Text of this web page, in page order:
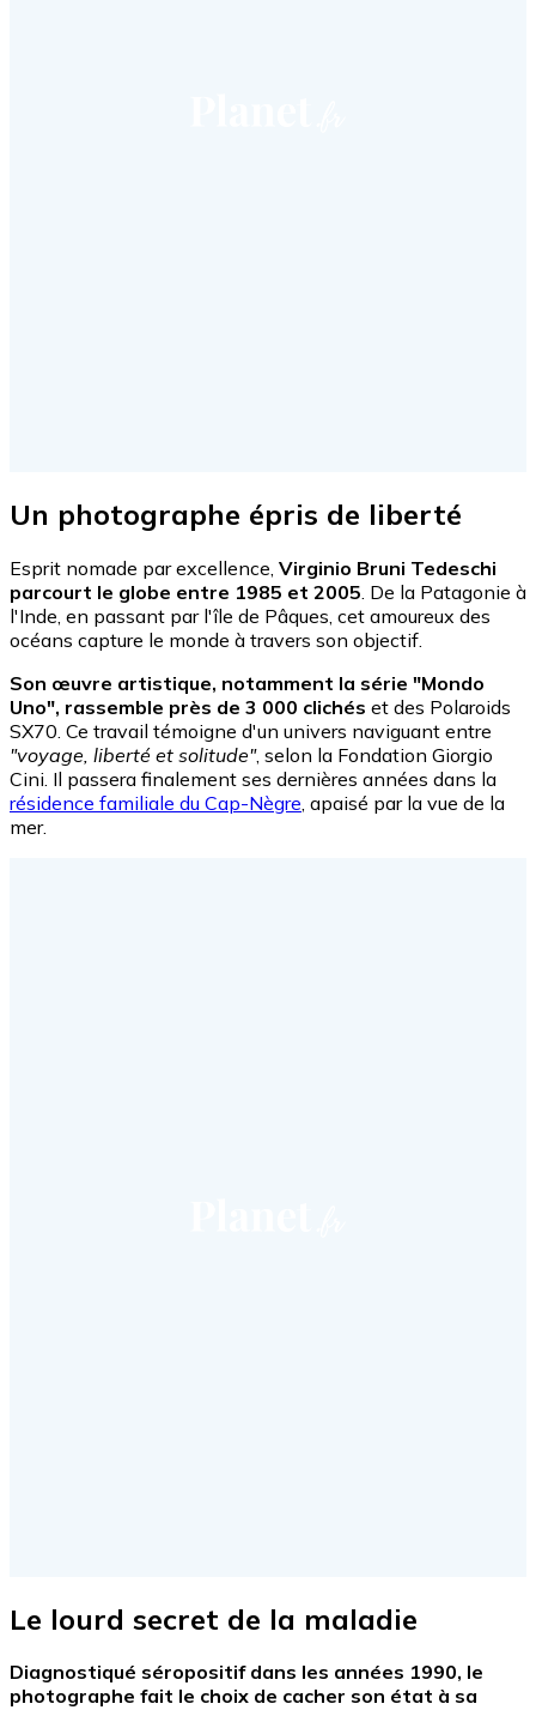
Un photographe épris de liberté
Esprit nomade par excellence, Virginio Bruni Tedeschi
parcourt le globe entre 1985 et 2005 . De la Patagonie à
l'Inde, en passant par l'île de Pâques, cet amoureux des
océans capture le monde à travers son objectif.
Son œuvre artistique, notamment la série "Mondo
Uno", rassemble près de 3 000 clichés et des Polaroids
SX70. Ce travail témoigne d'un univers naviguant entre
"voyage, liberté et solitude", selon la Fondation Giorgio
Cini. Il passera finalement ses dernières années dans la
résidence familiale du Cap-Nègre , apaisé par la vue de la
mer.
Le lourd secret de la maladie
Diagnostiqué séropositif dans les années 1990, le
photographe fait le choix de cacher son état à sa